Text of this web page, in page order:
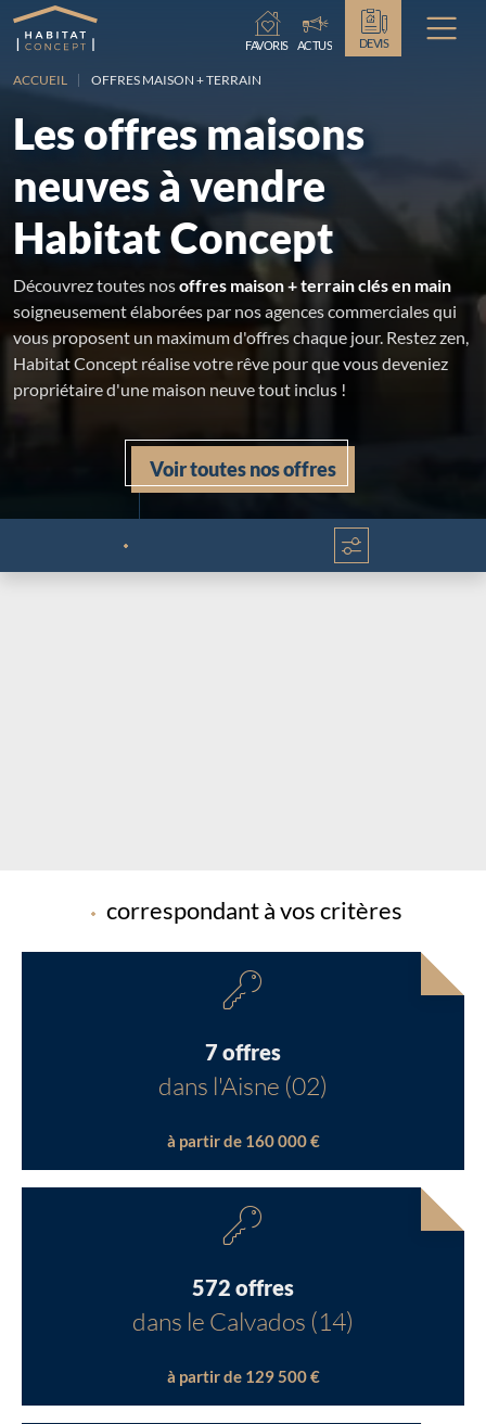
Chargement...
FAVORIS ACTUS DEVIS
ACCUEIL OFFRES MAISON + TERRAIN
Les offres maisons
neuves à vendre
Habitat Concept
Découvrez toutes nosoffres maison + terrain clés en main
soigneusement élaborées par nos agences commerciales qui
vous proposent un maximum d'offres chaque jour. Restez zen,
Habitat Concept réalise votre rêve pour que vous deveniez
propriétaire d'une maison neuve tout inclus !
Voir toutes nos offres
Chargement...
Chargement...
correspondant à vos critères
7 offres
dans l'Aisne (02)
à partir de 160 000 €
572 offres
dans le Calvados (14)
à partir de 129 500 €